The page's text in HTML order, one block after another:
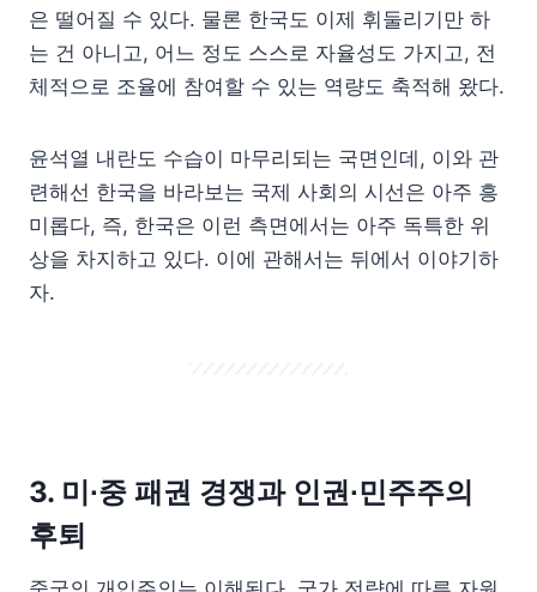
은 떨어질 수 있다. 물론 한국도 이제 휘둘리기만 하
는 건 아니고, 어느 정도 스스로 자율성도 가지고, 전
체적으로 조율에 참여할 수 있는 역량도 축적해 왔다.
윤석열 내란도 수습이 마무리되는 국면인데, 이와 관
련해선 한국을 바라보는 국제 사회의 시선은 아주 흥
미롭다, 즉, 한국은 이런 측면에서는 아주 독특한 위
상을 차지하고 있다. 이에 관해서는 뒤에서 이야기하
자.
3. 미∙중 패권 경쟁과 인권∙민주주의
후퇴